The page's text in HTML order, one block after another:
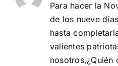
Para hacer la
de los nueve
hasta
valientes
nosotros,¿Quién